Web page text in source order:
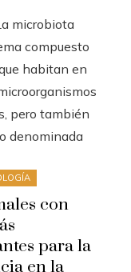
microbiota
compuesto
habitan en
pero también
denominada
con
para la
en la